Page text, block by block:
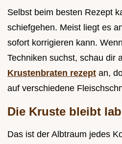
Selbst beim besten Rezept
schiefgehen. Meist liegt es
sofort korrigieren kann.
Techniken suchst, schau dir
Krustenbraten rezept an,
auf verschiedene
Die Kruste bleibt
Das ist der Albtraum jedes